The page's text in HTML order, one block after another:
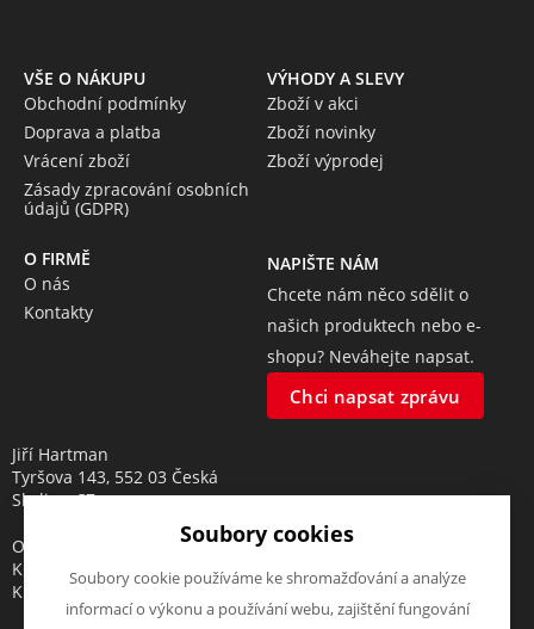
VŠE O NÁKUPU
Obchodní podmínky
Doprava a platba
Vrácení zboží
Zásady zpracování osobních
údajů (GDPR)
VÝHODY A SLEVY
Zboží v akci
Zboží novinky
Zboží výprodej
O FIRMĚ
O nás
Kontakty
NAPIŠTE NÁM
Chcete nám něco sdělit o
našich produktech nebo e-
shopu? Neváhejte napsat.
Chci napsat zprávu
Jiří Hartman
Tyršova 143, 552 03 Česká
Skalice, CZ
Obchodní rejstřík vedený u
Krajského soudu v Hradci
Králové, oddíl A, vložka 18553
Soubory cookies
Soubory cookie používáme ke shromažďování a analýze
informací o výkonu a používání webu, zajištění fungování